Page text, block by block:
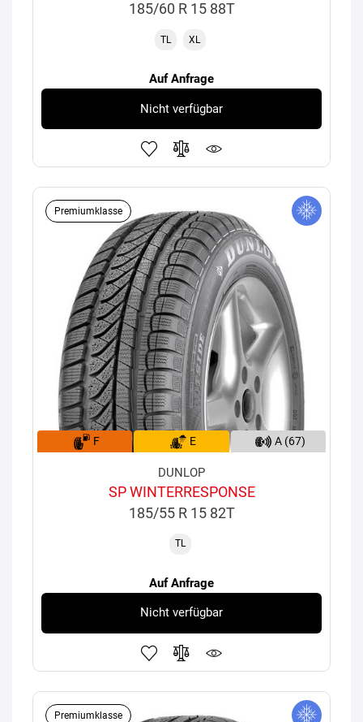
185/60 R 15 88T
TL XL
Auf Anfrage
Nicht verfügbar
Premiumklasse
F E A (67)
DUNLOP
SP WINTERRESPONSE
185/55 R 15 82T
TL
Auf Anfrage
Nicht verfügbar
Premiumklasse